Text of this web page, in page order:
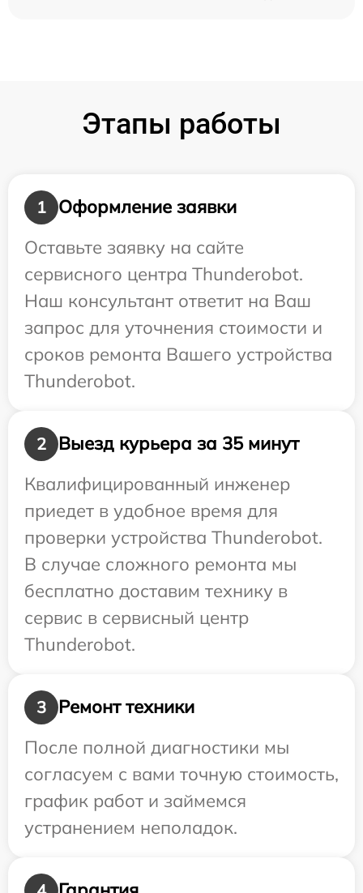
Этапы работы
1
Оформление заявки
Оставьте заявку на сайте
сервисного центра Thunderobot.
Наш консультант ответит на Ваш
запрос для уточнения стоимости и
сроков ремонта Вашего устройства
Thunderobot.
2
Выезд курьера за 35 минут
Квалифицированный инженер
приедет в удобное время для
проверки устройства Thunderobot.
В случае сложного ремонта мы
бесплатно доставим технику в
сервис в сервисный центр
Thunderobot.
3
Ремонт техники
После полной диагностики мы
согласуем с вами точную стоимость,
график работ и займемся
устранением неполадок.